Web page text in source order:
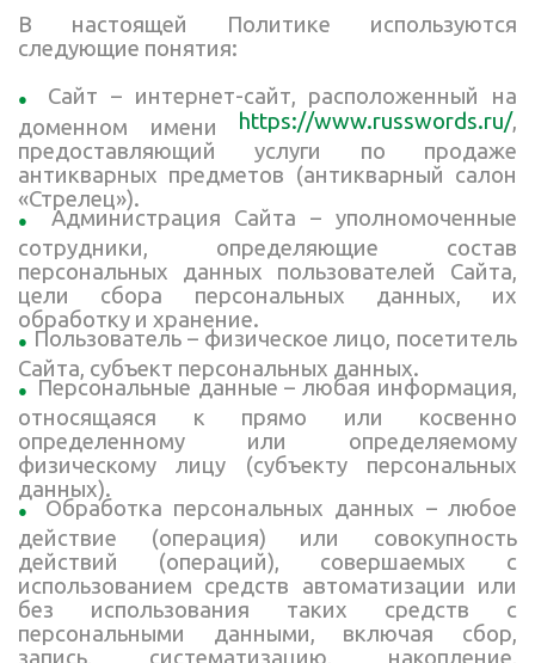
В настоящей Политике используются
следующие понятия:
Сайт – интернет-сайт, расположенный на
доменном имени https://www.russwords.ru/,
предоставляющий услуги по продаже
антикварных предметов (антикварный салон
«Стрелец»).
Администрация Сайта – уполномоченные
сотрудники, определяющие состав
персональных данных пользователей Сайта,
цели сбора персональных данных, их
обработку и хранение.
Пользователь – физическое лицо, посетитель
Сайта, субъект персональных данных.
Персональные данные – любая информация,
относящаяся к прямо или косвенно
определенному или определяемому
физическому лицу (субъекту персональных
данных).
Обработка персональных данных – любое
действие (операция) или совокупность
действий (операций), совершаемых с
использованием средств автоматизации или
без использования таких средств с
персональными данными, включая сбор,
запись, систематизацию, накопление,